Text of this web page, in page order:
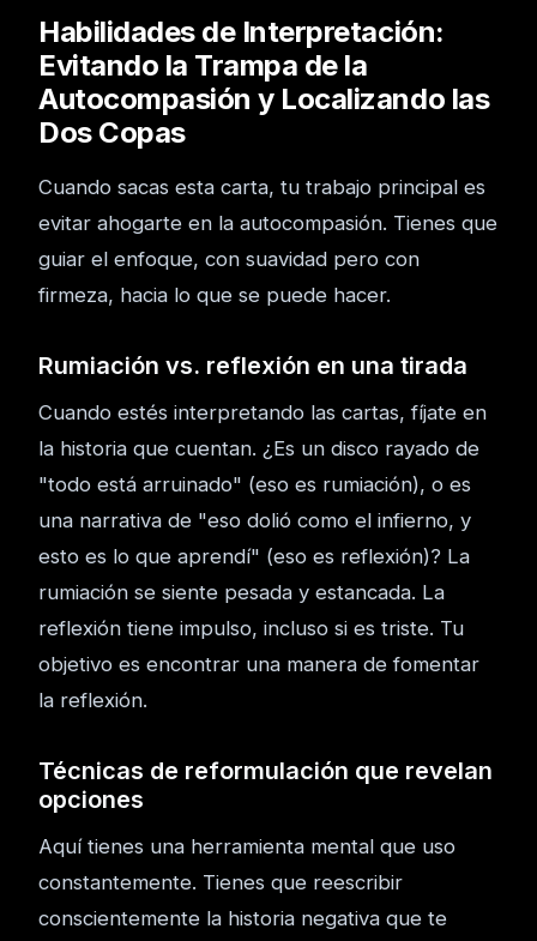
Habilidades de Interpretación:
Evitando la Trampa de la
Autocompasión y Localizando las
Dos Copas
Cuando sacas esta carta, tu trabajo principal es
evitar ahogarte en la autocompasión. Tienes que
guiar el enfoque, con suavidad pero con
firmeza, hacia lo que se puede hacer.
Rumiación vs. reflexión en una tirada
Cuando estés interpretando las cartas, fíjate en
la historia que cuentan. ¿Es un disco rayado de
"todo está arruinado" (eso es rumiación), o es
una narrativa de "eso dolió como el infierno, y
esto es lo que aprendí" (eso es reflexión)? La
rumiación se siente pesada y estancada. La
reflexión tiene impulso, incluso si es triste. Tu
objetivo es encontrar una manera de fomentar
la reflexión.
Técnicas de reformulación que revelan
opciones
Aquí tienes una herramienta mental que uso
constantemente. Tienes que reescribir
conscientemente la historia negativa que te